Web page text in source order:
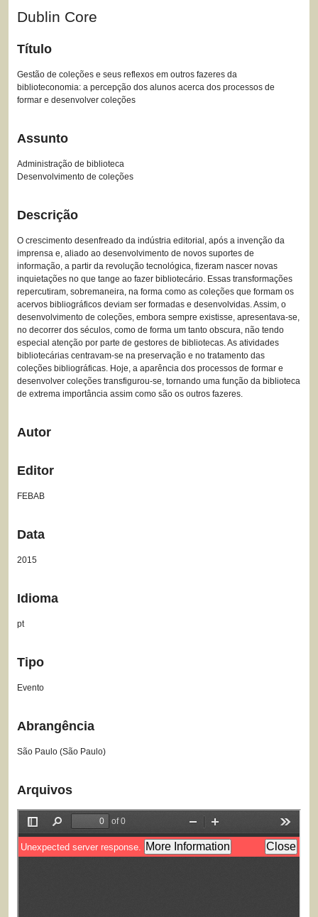
Dublin Core
Título
Gestão de coleções e seus reflexos em outros fazeres da
biblioteconomia: a percepção dos alunos acerca dos processos de
formar e desenvolver coleções
Assunto
Administração de biblioteca
Desenvolvimento de coleções
Descrição
O crescimento desenfreado da indústria editorial, após a invenção da
imprensa e, aliado ao desenvolvimento de novos suportes de
informação, a partir da revolução tecnológica, fizeram nascer novas
inquietações no que tange ao fazer bibliotecário. Essas transformações
repercutiram, sobremaneira, na forma como as coleções que formam os
acervos bibliográficos deviam ser formadas e desenvolvidas. Assim, o
desenvolvimento de coleções, embora sempre existisse, apresentava-se,
no decorrer dos séculos, como de forma um tanto obscura, não tendo
especial atenção por parte de gestores de bibliotecas. As atividades
bibliotecárias centravam-se na preservação e no tratamento das
coleções bibliográficas. Hoje, a aparência dos processos de formar e
desenvolver coleções transfigurou-se, tornando uma função da biblioteca
de extrema importância assim como são os outros fazeres.
Autor
Editor
FEBAB
Data
2015
Idioma
pt
Tipo
Evento
Abrangência
São Paulo (São Paulo)
Arquivos